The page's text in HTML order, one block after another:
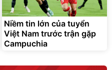
Niềm tin lớn của tuyển
Việt Nam trước trận gặp
Campuchia